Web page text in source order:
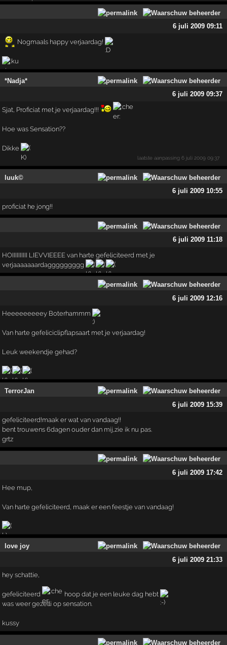
6 juli 2009 09:11
Nogmaals happy verjaardag!
*Nadja*
6 juli 2009 09:37
Sjat, Proficiat met je verjaardag!!!
Hoe was Sensation??
Dikke
laatste aanpassing6 juli 2009 09:37
luuk©
6 juli 2009 10:55
proficiat he jong!!
6 juli 2009 11:18
HOIIIIIIIIII LIEVVIEEEE van harte gefeliciteerd met je
verjaaaaaaardaggggggggg
6 juli 2009 12:16
Heeeeeeeeey Boterhammm
Van harte gefeliciclipflapsaart met je verjaardag!
Leuk weekendje gehad?
TerrorJan
6 juli 2009 15:39
gefeliciteerd!maak er wat van vandaag!!
bent trouwens 6dagen ouder dan mij,zie ik nu pas.
grtz
6 juli 2009 17:42
Hee mup,
Van harte gefeliciteerd, maak er een feestje van vandaag!
love joy
6 juli 2009 21:33
hey schattie,
gefeliciteerd
hoop dat je een leuke dag hebt
was weer gezelli op sensation.
kussy